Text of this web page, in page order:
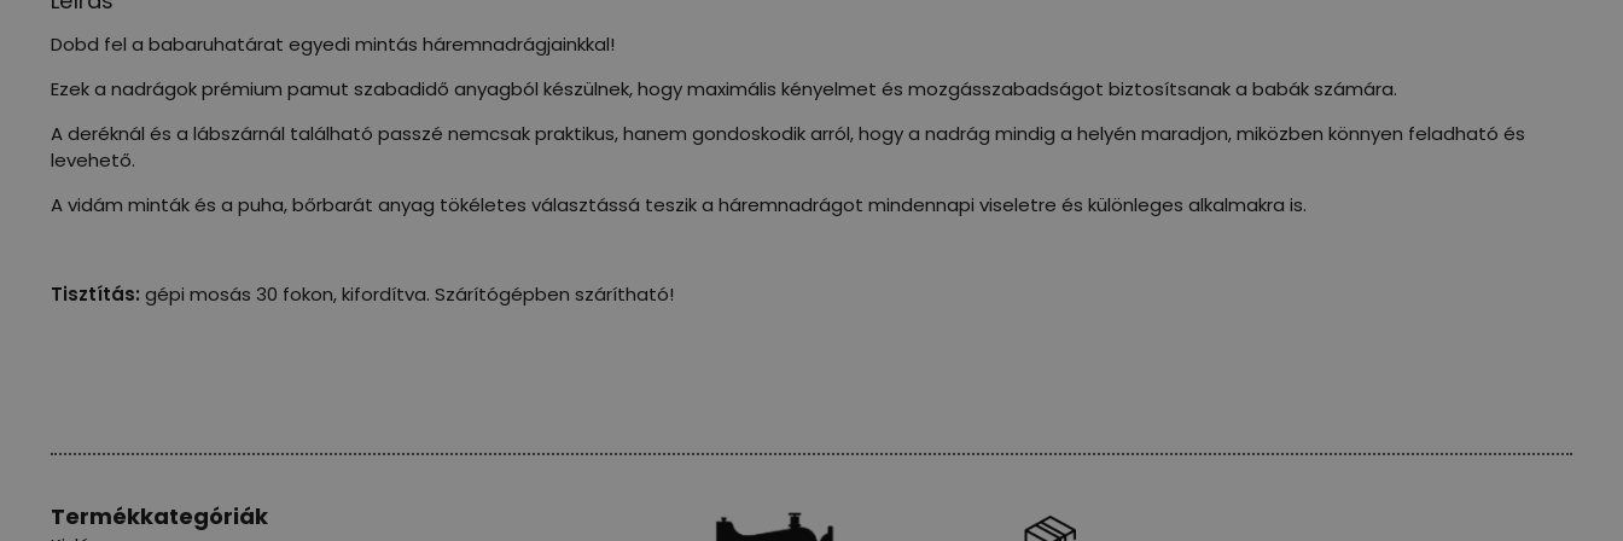
Dobd fel a babaruhatárat egyedi mintás háremnadrágjainkkal!
Ezek a nadrágok prémium pamut szabadidő anyagból készülnek, hogy maximális kényelmet és mozgásszabadságot biztosítsanak a babák számára.
A deréknál és a lábszárnál található passzé nemcsak praktikus, hanem gondoskodik arról, hogy a nadrág mindig a helyén maradjon, miközben könnyen feladható és
levehető.
A vidám minták és a puha, bőrbarát anyag tökéletes választássá teszik a háremnadrágot mindennapi viseletre és különleges alkalmakra is.
Tisztítás: gépi mosás 30 fokon, kifordítva. Szárítógépben szárítható!
Termékkategóriák